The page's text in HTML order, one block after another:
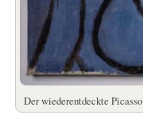
Der wiederentdeckte Picasso